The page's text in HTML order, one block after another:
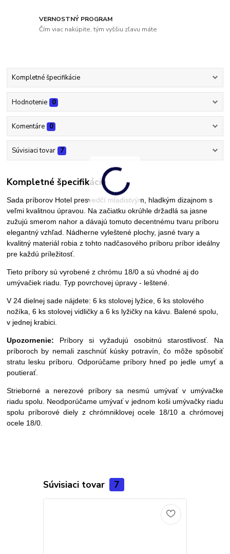
VERNOSTNÝ PROGRAM
Čím viac nakúpite, tým vyššiu zľavu máte
Kompletné špecifikácie
Hodnotenie 0
Komentáre 0
Súvisiaci tovar 7
Kompletné špecifikácie
Sada príborov Hotel presvedčí mladistvým, hladkým dizajnom s
veľmi kvalitnou úpravou. Na začiatku okrúhle držadlá sa jasne
zužujú smerom nahor a dávajú tomuto decentnému tvaru príboru
elegantný vzhľad. Nádherne vyleštené plochy, jasné tvary a
kvalitný materiál robia z tohto nadčasového príboru príbor ideálny
pre každú príležitosť.
Tieto príbory sú vyrobené z chrómu 18/0 a sú vhodné aj do
umývačiek riadu. Typ povrchovej úpravy - leštené.
V 24 dielnej sade nájdete: 6 ks stolovej lyžice, 6 ks stolového
nožíka, 6 ks stolovej vidličky a 6 ks lyžičky na kávu. Balené spolu,
v jednej krabici.
Upozornenie: Príbory si vyžadujú osobitnú starostlivosť. Na
príboroch by nemali zaschnúť kúsky potravín, čo môže spôsobiť
stratu lesku príboru. Odporúčame príbory hneď po jedle umyť a
poutierať.
Strieborné a nerezové príbory sa nesmú umývať v umývačke
riadu spolu. Neodporúčame umývať v jednom koši umývačky riadu
spolu príborové diely z chrómniklovej ocele 18/10 a chrómovej
ocele 18/0.
Súvisiaci tovar 7